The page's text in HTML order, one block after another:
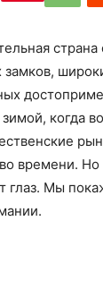
когда
времени.
глаз. Мы